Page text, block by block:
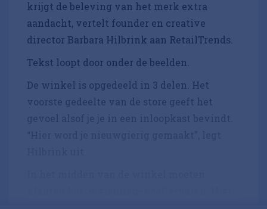
krijgt de beleving van het merk extra
aandacht, vertelt founder en creative
director Barbara Hilbrink aan RetailTrends.
Tekst loopt door onder de beelden.
De winkel is opgedeeld in 3 delen. Het
voorste gedeelte van de store geeft het
gevoel alsof je je in een inloopkast bevindt.